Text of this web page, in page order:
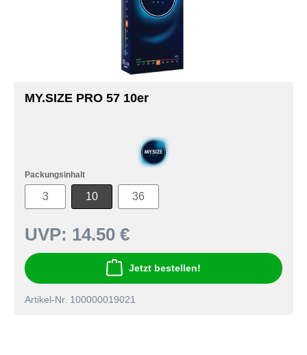
MY.SIZE PRO 57 10er
Packungsinhalt
3 10 36
UVP: 14.50 €
Jetzt bestellen!
Artikel-Nr. 100000019021